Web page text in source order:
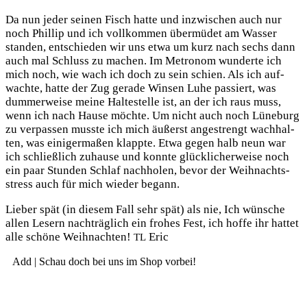
Da nun jeder sei­nen Fisch hat­te und inzwi­schen auch nur
noch Phil­lip und ich voll­kom­men über­mü­det am Was­ser
stan­den, ent­schie­den wir uns etwa um kurz nach sechs dann
auch mal Schluss zu machen. Im Metro­nom wun­der­te ich
mich noch, wie wach ich doch zu sein schien. Als ich auf­
wach­te, hat­te der Zug gera­de Win­sen Luhe pas­siert, was
dum­mer­wei­se mei­ne Hal­te­stel­le ist, an der ich raus muss,
wenn ich nach Hau­se möch­te. Um nicht auch noch Lüne­burg
zu ver­pas­sen muss­te ich mich äußerst ange­strengt wach­hal­
ten, was eini­ger­ma­ßen klapp­te. Etwa gegen halb neun war
ich schließ­lich zuhau­se und konn­te glück­li­cher­wei­se noch
ein paar Stun­den Schlaf nach­ho­len, bevor der Weih­nachts­
stress auch für mich wie­der begann.
Lie­ber spät (in die­sem Fall sehr spät) als nie, Ich wün­sche
allen Lesern nach­träg­lich ein fro­hes Fest, ich hof­fe ihr hat­tet
alle schö­ne Weih­nach­ten! TL Eric
Add | Schau doch bei uns im Shop vorbei!